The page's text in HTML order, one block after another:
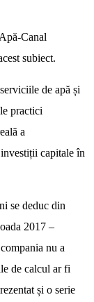
Canal
subiect.
de apă și
practici
a
capitale în
se deduc din
2017 –
nu a
de calcul ar fi
și o serie